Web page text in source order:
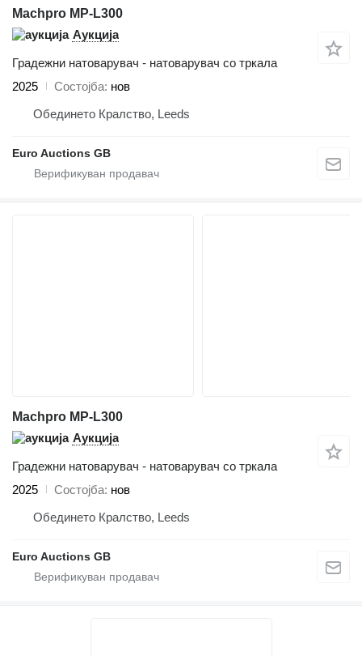
Machpro MP-L300
Аукција
Градежни натоварувач - натоварувач со тркала
2025
Состојба нов
Обединето Кралство, Leeds
Euro Auctions GB
Machpro MP-L300
Аукција
Градежни натоварувач - натоварувач со тркала
2025
Состојба нов
Обединето Кралство, Leeds
Euro Auctions GB